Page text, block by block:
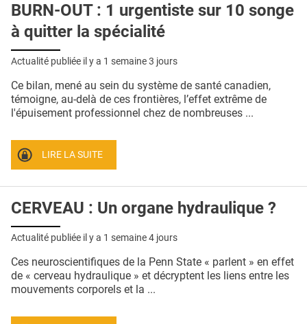
E-REVUE SAD
THÉMA
QUI SOMMES-NOUS ?
CONDITIONS GÉNÉRALES
CRÉDITS
en
BURN-OUT : 1 urgentiste sur 10 songe
à quitter la spécialité
Actualité publiée il y a 1 semaine 3 jours
Ce bilan, mené au sein du système de santé canadien,
témoigne, au-delà de ces frontières, l’effet extrême de
l'épuisement professionnel chez de nombreuses ...
LIRE LA SUITE
CERVEAU : Un organe hydraulique ?
Actualité publiée il y a 1 semaine 4 jours
Ces neuroscientifiques de la Penn State « parlent » en effet
de « cerveau hydraulique » et décryptent les liens entre les
mouvements corporels et la ...